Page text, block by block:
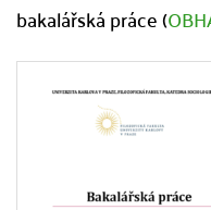
bakalářská práce (